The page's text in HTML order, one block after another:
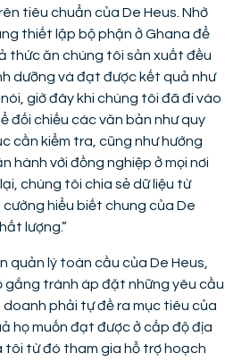
tiêu chuẩn của De Heus. Nhờ
thiết lập bộ phận ở Ghana để
thức ăn chúng tôi sản xuất đều
dưỡng và đạt được kết quả như
nói, giờ đây khi chúng tôi đã đi vào
đối chiếu các văn bản như quy
cần kiểm tra, cũng như hướng
hành với đồng nghiệp ở mọi nơi
chúng tôi chia sẻ dữ liệu từ
hiểu biết chung của De
lượng.”
quản lý toàn cầu của De Heus,
gắng tránh áp đặt những yêu cầu
doanh phải tự đề ra mục tiêu của
họ muốn đạt được ở cấp độ địa
tôi từ đó tham gia hỗ trợ hoạch